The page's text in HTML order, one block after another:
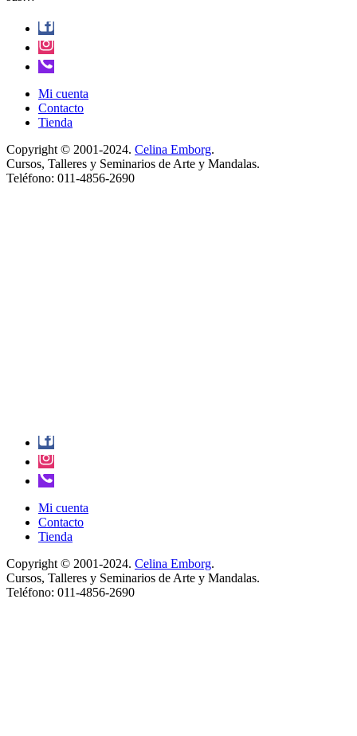
Mi cuenta
Contacto
Tienda
Copyright © 2001-2024. Celina Emborg.
Cursos, Talleres y Seminarios de Arte y Mandalas.
Teléfono: 011-4856-2690
Mi cuenta
Contacto
Tienda
Copyright © 2001-2024. Celina Emborg.
Cursos, Talleres y Seminarios de Arte y Mandalas.
Teléfono: 011-4856-2690